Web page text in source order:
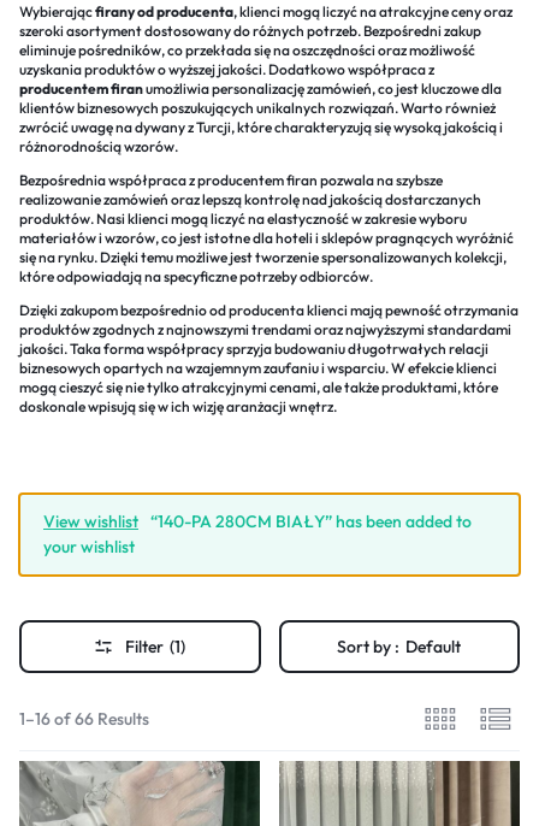
Wybierającfirany od producenta, klienci mogą liczyć na atrakcyjne ceny oraz
szeroki asortyment dostosowany do różnych potrzeb. Bezpośredni zakup
eliminuje pośredników, co przekłada się na oszczędności oraz możliwość
uzyskania produktów o wyższej jakości. Dodatkowo współpraca z
producentem firanumożliwia personalizację zamówień, co jest kluczowe dla
klientów biznesowych poszukujących unikalnych rozwiązań. Warto również
zwrócić uwagę nadywany z Turcji, które charakteryzują się wysoką jakością i
różnorodnością wzorów.
Bezpośrednia współpraca z producentem firan pozwala na szybsze
realizowanie zamówień oraz lepszą kontrolę nad jakością dostarczanych
produktów. Nasi klienci mogą liczyć na elastyczność w zakresie wyboru
materiałów i wzorów, co jest istotne dla hoteli i sklepów pragnących wyróżnić
się na rynku. Dzięki temu możliwe jest tworzenie spersonalizowanych kolekcji,
które odpowiadają na specyficzne potrzeby odbiorców.
Dzięki zakupom bezpośrednio od producenta klienci mają pewność otrzymania
produktów zgodnych z najnowszymi trendami oraz najwyższymi standardami
jakości. Taka forma współpracy sprzyja budowaniu długotrwałych relacji
biznesowych opartych na wzajemnym zaufaniu i wsparciu. W efekcie klienci
mogą cieszyć się nie tylko atrakcyjnymi cenami, ale także produktami, które
doskonale wpisują się w ich wizję aranżacji wnętrz.
View wishlist “140-PA 280CM BIAŁY” has been added to
your wishlist
Filter (1) Sort by : Default
1–16 of 66 Results